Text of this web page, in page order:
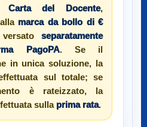
Carta del Docente,
marca da bollo di €
separatamente
PagoPA. Se il
in unica soluzione, la
sul totale; se
è rateizzato, la
sulla prima rata.